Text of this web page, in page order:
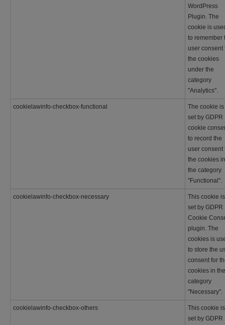
WordPress
Plugin. The
cookie is
to remember
user consent
the cookies
under the
category
"Analytics".
cookielawinfo-checkbox-functional
The cookie is
set by GDPR
cookie
to record the
user consent
the cookies in
the category
"Functional".
cookielawinfo-checkbox-necessary
This cookie is
set by GDPR
Cookie
plugin. The
cookies is
to store the
consent for
cookies in the
category
"Necessary".
cookielawinfo-checkbox-others
This cookie is
set by GDPR